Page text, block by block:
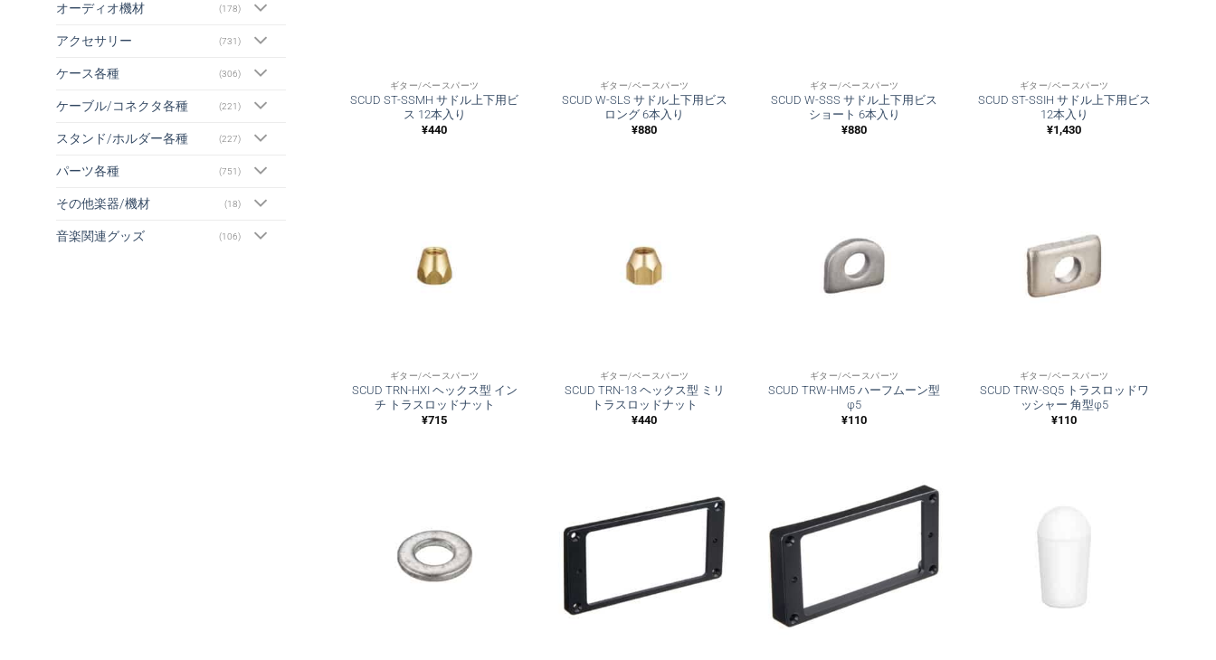
オーディオ機材 (178)
アクセサリー (731)
ケース各種 (306)
ケーブル/コネクタ各種 (221)
スタンド/ホルダー各種 (227)
パーツ各種 (751)
その他楽器/機材 (18)
音楽関連グッズ (106)
ギター/ベースパーツ
SCUD ST-SSMH サドル上下用ビ
ス 12本入り
¥440
ギター/ベースパーツ
SCUD W-SLS サドル上下用ビス
ロング 6本入り
¥880
ギター/ベースパーツ
SCUD W-SSS サドル上下用ビス
ショート 6本入り
¥880
ギター/ベースパーツ
SCUD ST-SSIH サドル上下用ビス
12本入り
¥1,430
ギター/ベースパーツ
SCUD TRN-HXI ヘックス型 イン
チ トラスロッドナット
¥715
ギター/ベースパーツ
SCUD TRN-13 ヘックス型 ミリ
トラスロッドナット
¥440
ギター/ベースパーツ
SCUD TRW-HM5 ハーフムーン型
φ5
¥110
ギター/ベースパーツ
SCUD TRW-SQ5 トラスロッドワ
ッシャー 角型φ5
¥110